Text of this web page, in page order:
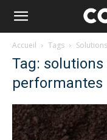
Accueil Tags
Tag:
performantes